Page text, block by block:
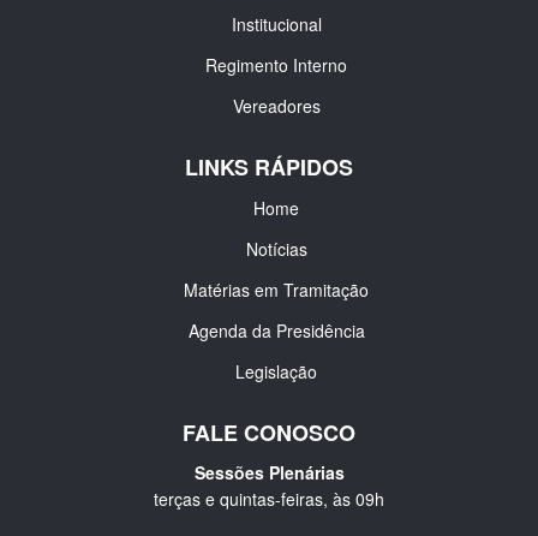
Institucional
Regimento Interno
Vereadores
LINKS RÁPIDOS
Home
Notícias
Matérias em Tramitação
Agenda da Presidência
Legislação
FALE CONOSCO
Sessões Plenárias
terças e quintas-feiras, às 09h